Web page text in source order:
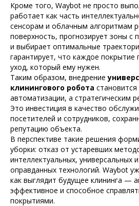
Кроме того, Waybot не просто
работает как часть
сенсорам и облачным алгоритмам
поверхность, прогнозирует зоны с
и выбирает оптимальные
гарантирует, что каждое покрытие
уход, который ему нужен.
Таким образом, внедрение
клинингового робота
автоматизации, а стратегическим
Это инвестиция в качество
посетителей и сотрудников,
репутацию объекта.
В перспективе такие решения
уборки: отказ от устаревших
интеллектуальных, универсальных
оправданных технологий. Waybot
как выглядит будущее клининга —
эффективное и способное
покрытиями.